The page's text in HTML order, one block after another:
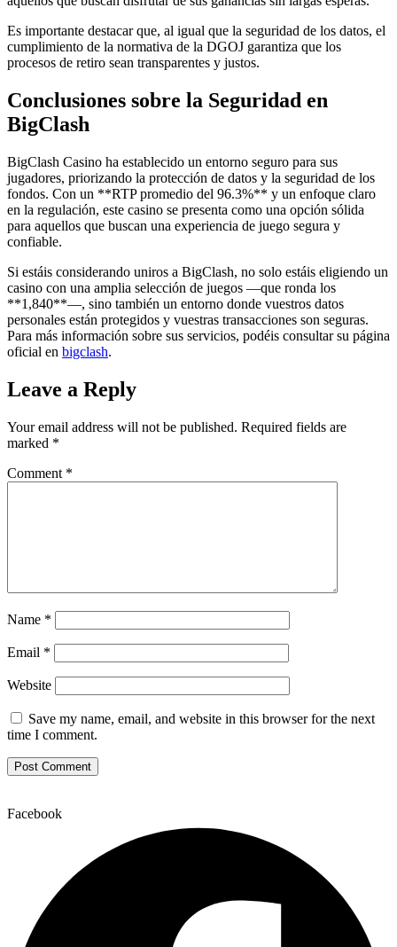
Es importante destacar que, al igual que la seguridad de los datos, el
cumplimiento de la normativa de la DGOJ garantiza que los
procesos de retiro sean transparentes y justos.
Conclusiones sobre la Seguridad en
BigClash
BigClash Casino ha establecido un entorno seguro para sus
jugadores, priorizando la protección de datos y la seguridad de los
fondos. Con un **RTP promedio del 96.3%** y un enfoque claro
en la regulación, este casino se presenta como una opción sólida
para aquellos que buscan una experiencia de juego segura y
confiable.
Si estáis considerando uniros a BigClash, no solo estáis eligiendo un
casino con una amplia selección de juegos —que ronda los
**1,840**—, sino también un entorno donde vuestros datos
personales están protegidos y vuestras transacciones son seguras.
Para más información sobre sus servicios, podéis consultar su página
oficial en bigclash.
Leave a Reply
Your email address will not be published. Required fields are
marked *
Comment *
Name *
Email *
Website
Save my name, email, and website in this browser for the next
time I comment.
Facebook